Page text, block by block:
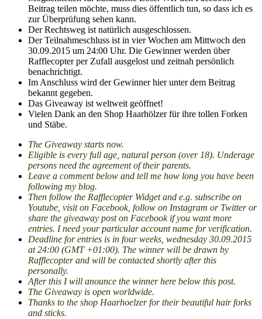
Beitrag teilen möchte, muss dies öffentlich tun, so dass ich es
zur Überprüfung sehen kann.
Der Rechtsweg ist natürlich ausgeschlossen.
Der Teilnahmeschluss ist in vier Wochen am Mittwoch den
30.09.2015 um 24:00 Uhr. Die Gewinner werden über
Rafflecopter per Zufall ausgelost und zeitnah persönlich
benachrichtigt.
Im Anschluss wird der Gewinner hier unter dem Beitrag
bekannt gegeben.
Das Giveaway ist weltweit geöffnet!
Vielen Dank an den Shop Haarhölzer für ihre tollen Forken
und Stäbe.
The Giveaway starts now.
Eligible is every full age, natural person (over 18). Underage
persons need the agreement of their parents.
Leave a comment below and tell me how long you have been
following my blog.
Then follow the Rafflecopter Widget and e.g. subscribe on
Youtube, visit on Facebook, follow on Instagram or Twitter or
share the giveaway post on Facebook if you want more
entries. I need your particular account name for verification.
Deadline for entries is in four weeks, wednesday 30.09.2015
at 24:00 (GMT +01:00). The winner will be drawn by
Rafflecopter and will be contacted shortly after this
personally.
After this I will anounce the winner here below this post.
The Giveaway is open worldwide.
Thanks to the shop Haarhoelzer for their beautiful hair forks
and sticks.